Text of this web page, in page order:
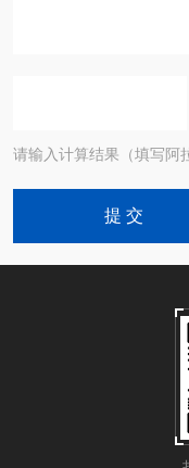
请输入计算结果（填写阿